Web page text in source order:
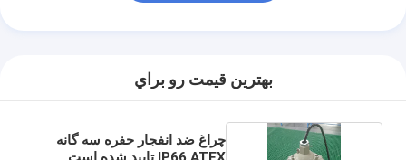
بهترين قيمت رو براي
چراغ ضد انفجار حفره سه گانه